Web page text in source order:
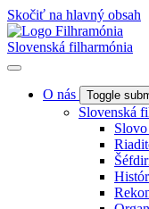
Skočiť na hlavný obsah
Slovenská filharmónia
O nás Toggle
Slovenská